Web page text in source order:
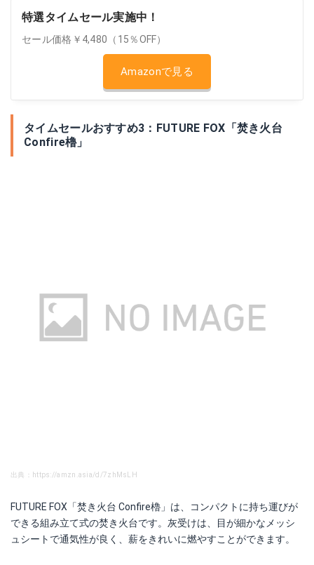
特選タイムセール実施中！
セール価格￥4,480（15％OFF）
Amazonで見る
タイムセールおすすめ3：FUTURE FOX「焚き火台
Confire櫓」
出典：https://amzn.asia/d/7zhMsLH
FUTURE FOX「焚き火台 Confire櫓」は、コンパクトに持ち運びが
できる組み立て式の焚き火台です。灰受けは、目が細かなメッシ
ュシートで通気性が良く、薪をきれいに燃やすことができます。